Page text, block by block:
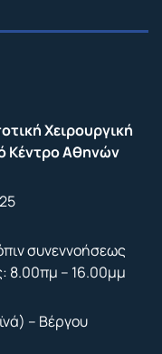
Χειρουργική
Κέντρο Αθηνών
συνεννοήσεως
8.00πμ – 16.00μμ
– Βέργου